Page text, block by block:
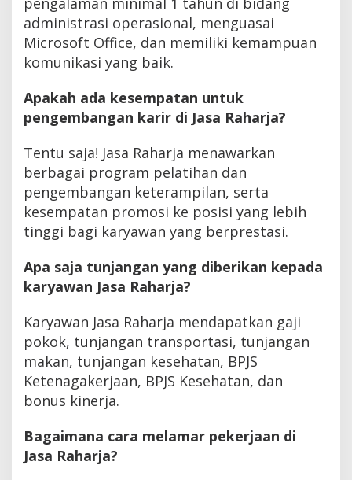
administrasi operasional, menguasai
Microsoft Office, dan memiliki kemampuan
komunikasi yang baik.
Apakah ada kesempatan untuk
pengembangan karir di Jasa Raharja?
Tentu saja! Jasa Raharja menawarkan
berbagai program pelatihan dan
pengembangan keterampilan, serta
kesempatan promosi ke posisi yang lebih
tinggi bagi karyawan yang berprestasi.
Apa saja tunjangan yang diberikan kepada
karyawan Jasa Raharja?
Karyawan Jasa Raharja mendapatkan gaji
pokok, tunjangan transportasi, tunjangan
makan, tunjangan kesehatan, BPJS
Ketenagakerjaan, BPJS Kesehatan, dan
bonus kinerja.
Bagaimana cara melamar pekerjaan di
Jasa Raharja?